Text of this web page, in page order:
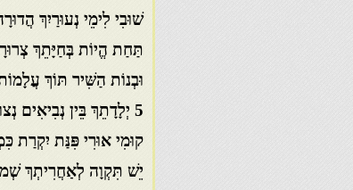
שׁוּבִי לִימֵי נְעוּרַיִךְ
תַּחַת הֱיוֹת בְּחַיָּתֵךְ
וּבְנוֹת הַשִּׁיר תּוֹךְ
5 יְלָדָתֵךְ בֵּין נְבִיאִים נְצוּרָה / בָּךְ נָאֲמוּ וְאַתְּ לָהֶם נוֹאֶמֶת
קוּמִי אוּרִי פִּנַּת יִקְרַת
יֵשׁ תִּקְוָה לְאַחֲרִיתְךְ